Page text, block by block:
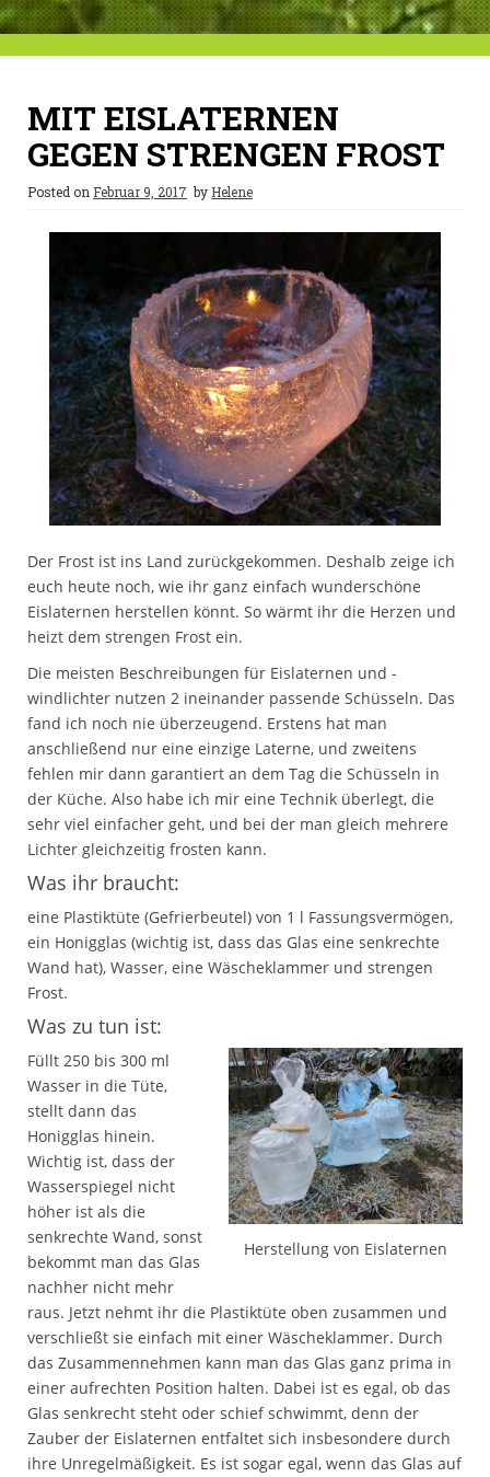
MIT EISLATERNEN
GEGEN STRENGEN FROST
Posted on Februar 9, 2017 by Helene
Der Frost ist ins Land zurückgekommen. Deshalb zeige ich
euch heute noch, wie ihr ganz einfach wunderschöne
Eislaternen herstellen könnt. So wärmt ihr die Herzen und
heizt dem strengen Frost ein.
Die meisten Beschreibungen für Eislaternen und -
windlichter nutzen 2 ineinander passende Schüsseln. Das
fand ich noch nie überzeugend. Erstens hat man
anschließend nur eine einzige Laterne, und zweitens
fehlen mir dann garantiert an dem Tag die Schüsseln in
der Küche. Also habe ich mir eine Technik überlegt, die
sehr viel einfacher geht, und bei der man gleich mehrere
Lichter gleichzeitig frosten kann.
Was ihr braucht:
eine Plastiktüte (Gefrierbeutel) von 1 l Fassungsvermögen,
ein Honigglas (wichtig ist, dass das Glas eine senkrechte
Wand hat), Wasser, eine Wäscheklammer und strengen
Frost.
Was zu tun ist:
Herstellung von Eislaternen
Füllt 250 bis 300 ml
Wasser in die Tüte,
stellt dann das
Honigglas hinein.
Wichtig ist, dass der
Wasserspiegel nicht
höher ist als die
senkrechte Wand, sonst
bekommt man das Glas
nachher nicht mehr
raus. Jetzt nehmt ihr die Plastiktüte oben zusammen und
verschließt sie einfach mit einer Wäscheklammer. Durch
das Zusammennehmen kann man das Glas ganz prima in
einer aufrechten Position halten. Dabei ist es egal, ob das
Glas senkrecht steht oder schief schwimmt, denn der
Zauber der Eislaternen entfaltet sich insbesondere durch
ihre Unregelmäßigkeit. Es ist sogar egal, wenn das Glas auf